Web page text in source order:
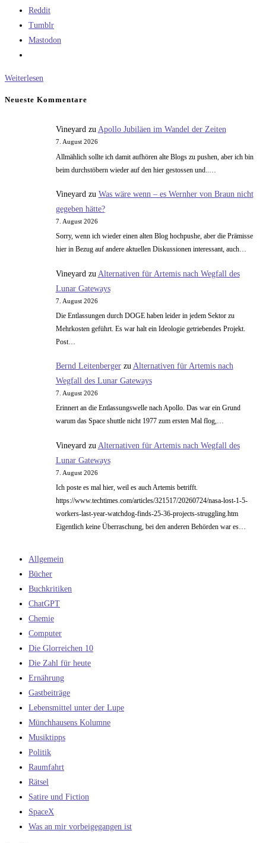
Reddit
Tumblr
Mastodon
Weiterlesen
Neueste Kommentare
Vineyardzu Apollo Jubiläen im Wandel der Zeiten
7. August 2026
Allmählich sollte ich damit aufhören alte Blogs zu pushen, aber ich bin
beim durchstöbern wieder auf den hier gestossen und..…
Vineyard zu Was wäre wenn – es Wernher von Braun nicht
gegeben hätte?
7. August 2026
Sorry, wenn ich wieder einen alten Blog hochpushe, aber die Prämisse
hier in Bezug auf andere aktuellen Diskussionen interessant, auch…
Vineyard zu Alternativen für Artemis nach Wegfall des
Lunar Gateways
7. August 2026
Die Entlassungen durch DOGE haben leider in jedem Sektor zu
Mehrkosten geführt. Es war halt ein Ideologie getriebendes Projekt.
Post…
Bernd Leitenbergerzu Alternativen für Artemis nach
Wegfall des Lunar Gateways
7. August 2026
Erinnert an die Entlassungswelle nach Apollo. Das war ein Grund
warum das Space shuttle nicht 1977 zum ersten Mal flog,…
Vineyard zu Alternativen für Artemis nach Wegfall des
Lunar Gateways
7. August 2026
Ich poste es mal hier, weil es auch Artemis betrifft.
https://www.techtimes.com/articles/321517/20260724/nasa-lost-1-5-
workers-last-year-watchdog-finds-25-36-projects-struggling.htm
Eigentlich keine Überraschung, bei den anderen Behörden war es…
Allgemein
Bücher
Buchkritiken
ChatGPT
Chemie
Computer
Die Glorreichen 10
Die Zahl für heute
Ernährung
Gastbeiträge
Lebensmittel unter der Lupe
Münchhausens Kolumne
Musiktipps
Politik
Raumfahrt
Rätsel
Satire und Fiction
SpaceX
Was an mir vorbeigegangen ist